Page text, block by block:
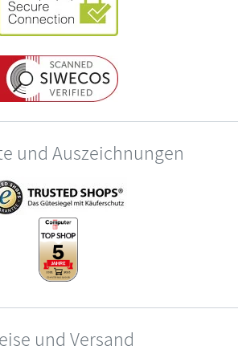
und Auszeichnungen
und Versand